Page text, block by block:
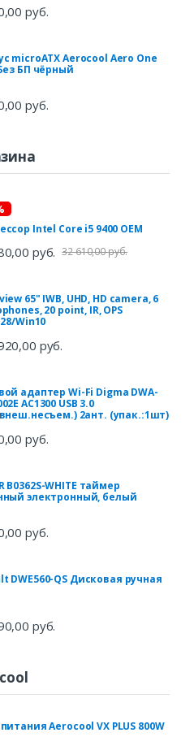
руб.
microATX Aerocool Aero One
БП чёрный
руб.
Intel Core i5 9400 OEM
руб. 32 610,00 руб.
65" IWB, UHD, HD camera, 6
20 point, IR, OPS
Win10
руб.
адаптер Wi-Fi Digma DWA-
AC1300 USB 3.0
2ант. (упак.:1шт)
руб.
B0362S-WHITE таймер
электронный, белый
руб.
DWE560-QS Дисковая ручная
руб.
Aerocool VX PLUS 800W